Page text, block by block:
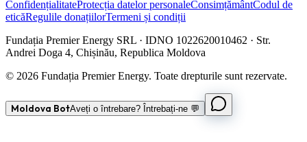
ConfidențialitateProtecția datelor personaleConsimțământCodul de
eticăRegulile donațiilorTermeni și condiții
Fundația Premier Energy SRL · IDNO 1022620010462 · Str.
Andrei Doga 4, Chișinău, Republica Moldova
© 2026 Fundația Premier Energy. Toate drepturile sunt rezervate.
Moldova BotAveți o întrebare? Întrebați-ne 💬